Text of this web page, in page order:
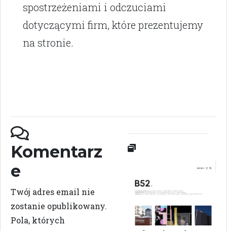
spostrzeżeniami i odczuciami
dotyczącymi firm, które prezentujemy
na stronie.
Komentarz
e
Twój adres email nie
zostanie opublikowany.
Pola, których